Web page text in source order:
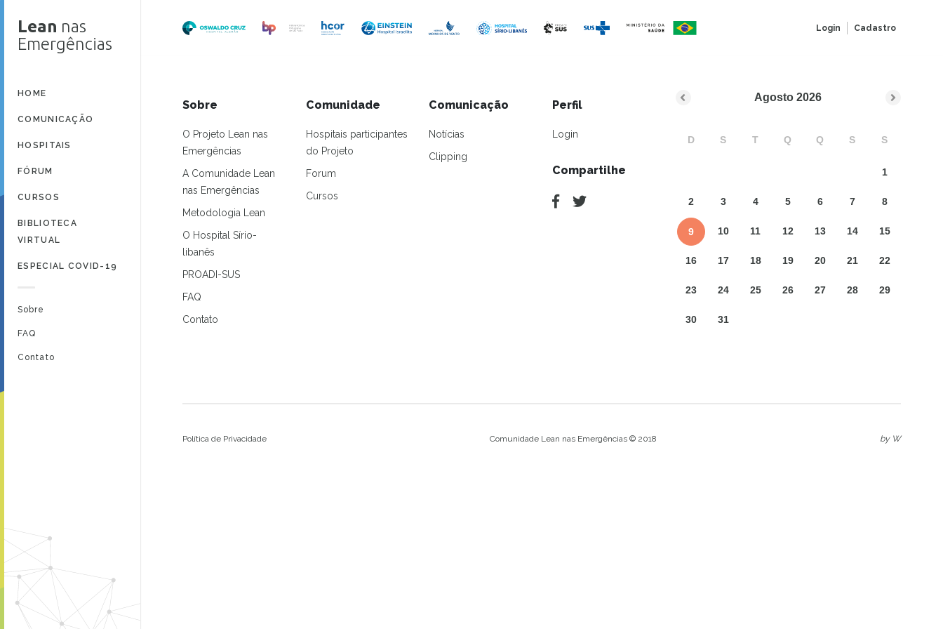
Login Cadastro
Lean nas
Emergências
HOME
COMUNICAÇÃO
HOSPITAIS
FÓRUM
CURSOS
BIBLIOTECA
VIRTUAL
ESPECIAL COVID-19
Sobre
FAQ
Contato
Sobre
O Projeto Lean nas
Emergências
A Comunidade Lean
nas Emergências
Metodologia Lean
O Hospital Sírio-
libanês
PROADI-SUS
FAQ
Contato
Comunidade
Hospitais participantes
do Projeto
Forum
Cursos
Comunicação
Notícias
Clipping
Perfil
Login
Compartilhe
Agosto 2026
D S T Q Q S S
1
2 3 4 5 6 7 8
9 10 11 12 13 14 15
16 17 18 19 20 21 22
23 24 25 26 27 28 29
30 31
Política de Privacidade Comunidade Lean nas Emergências © 2018 by W